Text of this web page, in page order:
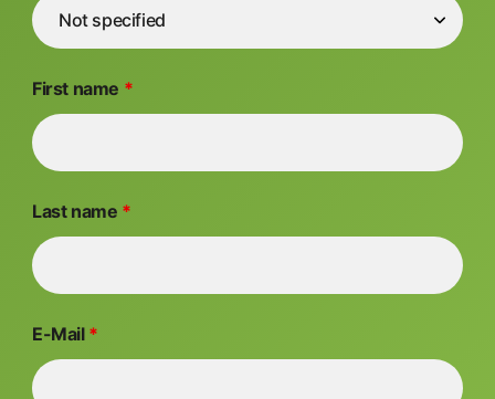
First name *
Last name *
E-Mail *